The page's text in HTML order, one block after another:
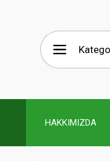
HAKKIMIZDA